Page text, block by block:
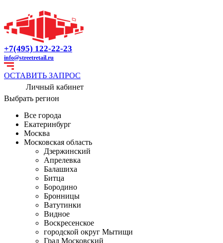
+7(495) 122-22-23
info@streetretail.ru
ОСТАВИТЬ ЗАПРОС
Личный кабинет
Выбрать регион
Все города
Екатеринбург
Москва
Московская область
Дзержинский
Апрелевка
Балашиха
Битца
Бородино
Бронницы
Ватутинки
Видное
Воскресенское
городской округ Мытищи
Град Московский